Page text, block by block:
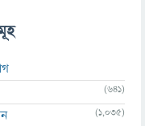
(641)
(1,035)